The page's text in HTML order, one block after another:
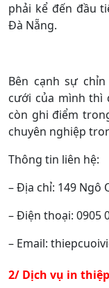
phải kể đến đầu
Đà Nẵng.
Bên cạnh sự
cưới của mình thì
còn ghi điểm
chuyên nghiệp
Thông tin liên hệ:
– Địa chỉ: 149 Ngô
– Điện thoại: 0905
– Email:
2/ Dịch vụ in